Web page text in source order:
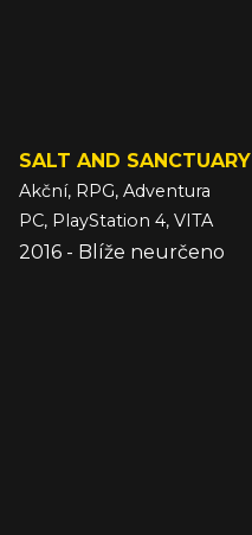
SALT AND SANCTUARY
Akční, RPG, Adventura
PC, PlayStation 4, VITA
2016 - Blíže neurčeno